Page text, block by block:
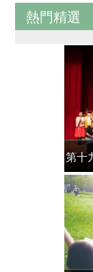
熱門精選
第十